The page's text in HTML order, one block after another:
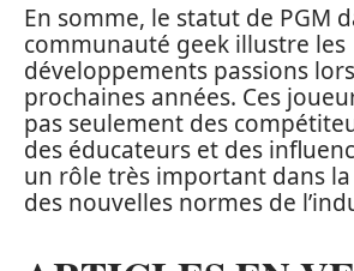
En somme, le statut de PGM
communauté geek illustre les
développements passions
prochaines années. Ces
pas seulement des
des éducateurs et des
un rôle très important dans
des nouvelles normes de